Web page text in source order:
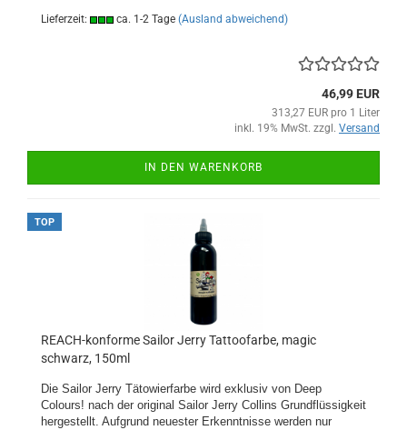
Lieferzeit: ca. 1-2 Tage (Ausland abweichend)
46,99 EUR
313,27 EUR pro 1 Liter
inkl. 19% MwSt. zzgl. Versand
IN DEN WARENKORB
TOP
REACH-konforme Sailor Jerry Tattoofarbe, magic
schwarz, 150ml
Die Sailor Jerry Tätowierfarbe wird exklusiv von Deep
Colours! nach der original Sailor Jerry Collins Grundflüssigkeit
hergestellt. Aufgrund neuester Erkenntnisse werden nur